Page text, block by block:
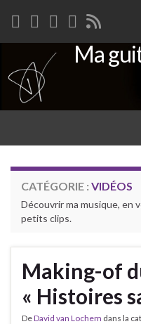
Search for:
Ma
CATÉGORIE : VIDÉOS
Découvrir ma musique, en
petits clips.
Making-of
« Histoires
DeDavid van Lochem dans la